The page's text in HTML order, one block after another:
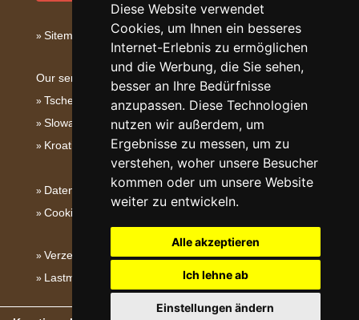
Diese Website verwendet
Cookies, um Ihnen ein besseres
Internet-Erlebnis zu ermöglichen
und die Werbung, die Sie sehen,
besser an Ihre Bedürfnisse
anzupassen. Diese Technologien
nutzen wir außerdem, um
Ergebnisse zu messen, um zu
verstehen, woher unsere Besucher
kommen oder um unsere Website
weiter zu entwickeln.
Alle akzeptieren
Ich lehne ab
Einstellungen ändern
Sitemap
Our servers:
Tschechische Gebirge
Slowakische Gebirge
Kroatien
Datenschutz
Cookies
Verzeichnis der Unterkunft
Lastminute Istrien